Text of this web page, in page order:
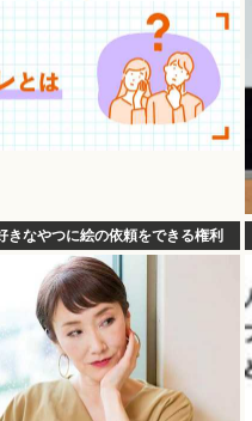
きなやつに絵の依頼をできる権利